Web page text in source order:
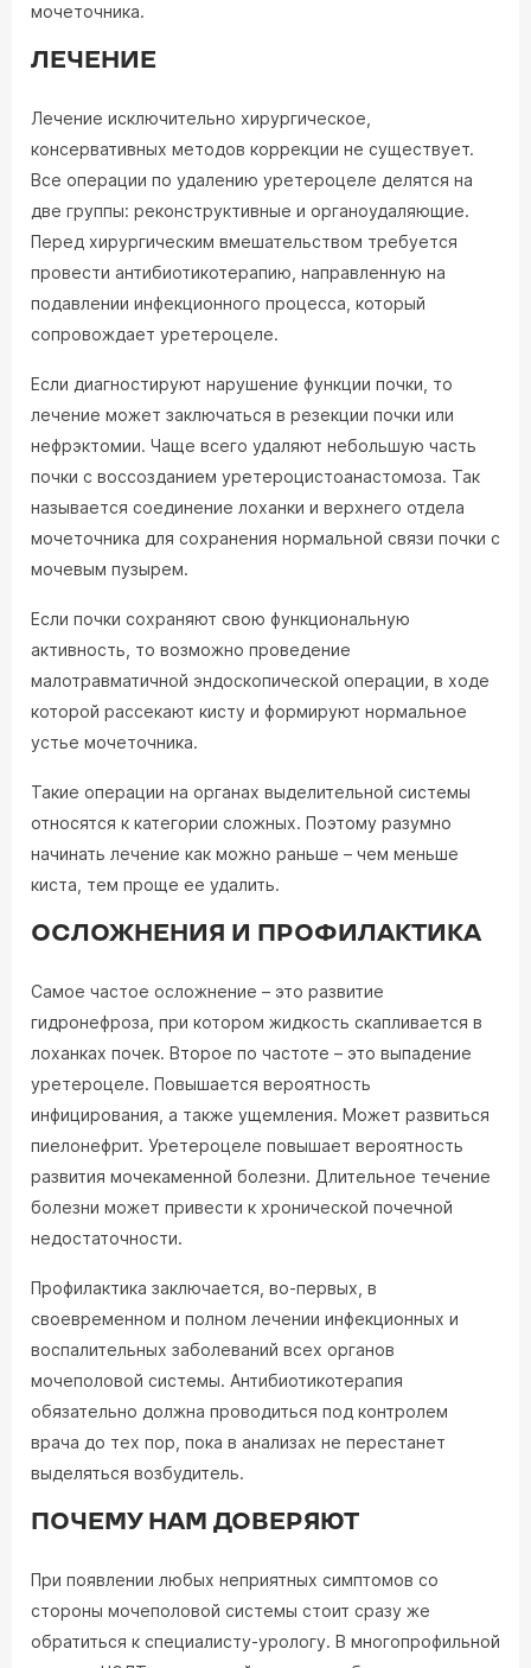
мочеточника.
ЛЕЧЕНИЕ
Лечение исключительно хирургическое,
консервативных методов коррекции не существует.
Все операции по удалению уретероцеле делятся на
две группы: реконструктивные и органоудаляющие.
Перед хирургическим вмешательством требуется
провести антибиотикотерапию, направленную на
подавлении инфекционного процесса, который
сопровождает уретероцеле.
Если диагностируют нарушение функции почки, то
лечение может заключаться в резекции почки или
нефрэктомии. Чаще всего удаляют небольшую часть
почки с воссозданием уретероцистоанастомоза. Так
называется соединение лоханки и верхнего отдела
мочеточника для сохранения нормальной связи почки с
мочевым пузырем.
Если почки сохраняют свою функциональную
активность, то возможно проведение
малотравматичной эндоскопической операции, в ходе
которой рассекают кисту и формируют нормальное
устье мочеточника.
Такие операции на органах выделительной системы
относятся к категории сложных. Поэтому разумно
начинать лечение как можно раньше – чем меньше
киста, тем проще ее удалить.
ОСЛОЖНЕНИЯ И ПРОФИЛАКТИКА
Самое частое осложнение – это развитие
гидронефроза, при котором жидкость скапливается в
лоханках почек. Второе по частоте – это выпадение
уретероцеле. Повышается вероятность
инфицирования, а также ущемления. Может развиться
пиелонефрит. Уретероцеле повышает вероятность
развития мочекаменной болезни. Длительное течение
болезни может привести к хронической почечной
недостаточности.
Профилактика заключается, во-первых, в
своевременном и полном лечении инфекционных и
воспалительных заболеваний всех органов
мочеполовой системы. Антибиотикотерапия
обязательно должна проводиться под контролем
врача до тех пор, пока в анализах не перестанет
выделяться возбудитель.
ПОЧЕМУ НАМ ДОВЕРЯЮТ
При появлении любых неприятных симптомов со
стороны мочеполовой системы стоит сразу же
обратиться к специалисту-урологу. В многопрофильной